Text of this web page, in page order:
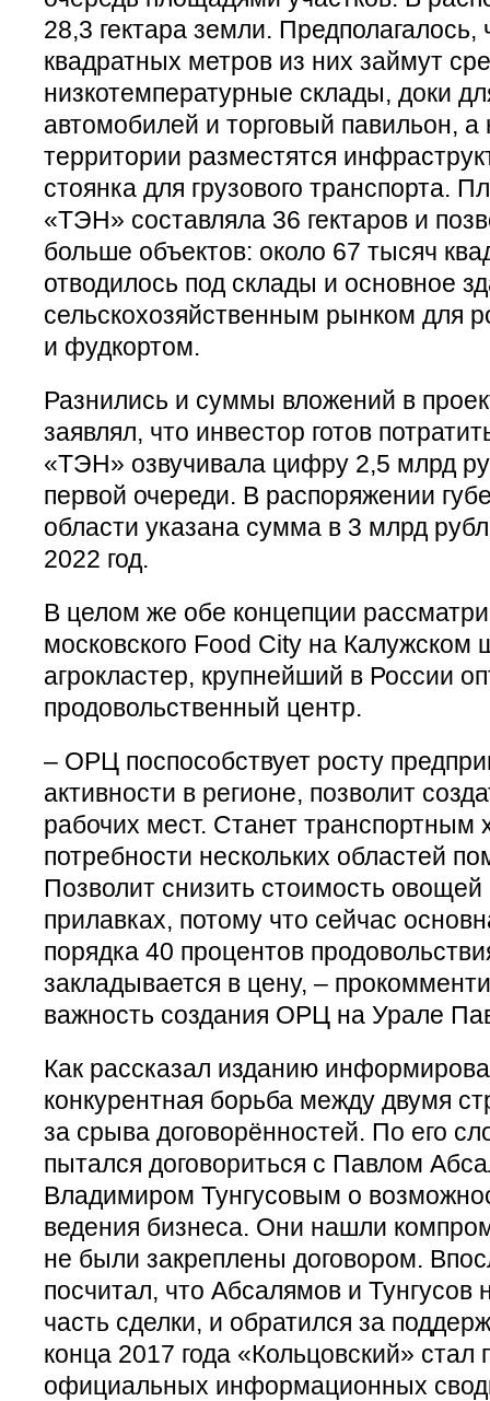
28,3 гектара земли. Предполагалось,
квадратных метров из них займут
низкотемпературные склады, доки
автомобилей и торговый павильон,
территории разместятся
стоянка для грузового транспорта.
«ТЭН» составляла 36 гектаров и
больше объектов: около 67 тысяч
отводилось под склады и основное
сельскохозяйственным рынком для
и фудкортом.
Разнились и суммы вложений в
заявлял, что инвестор готов
«ТЭН» озвучивала цифру 2,5 млрд
первой очереди. В распоряжении
области указана сумма в 3 млрд
2022 год.
В целом же обе концепции
московского Food City на
агрокластер, крупнейший в России
продовольственный центр.
– ОРЦ поспособствует росту
активности в регионе, позволит
рабочих мест. Станет транспортным
потребности нескольких областей
Позволит снизить стоимость
прилавках, потому что сейчас
порядка 40 процентов
закладывается в цену, –
важность создания ОРЦ на Урале
Как рассказал изданию
конкурентная борьба между двумя
за срыва договорённостей. По его
пытался договориться с Павлом
Владимиром Тунгусовым о
ведения бизнеса. Они нашли
не были закреплены договором.
посчитал, что Абсалямов и
часть сделки, и обратился за
конца 2017 года «Кольцовский» стал
официальных информационных